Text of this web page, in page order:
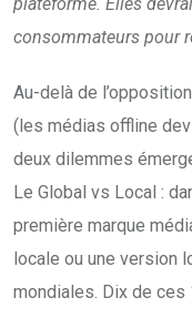
consommateurs pour
Au-delà de
(les médias offline
deux dilemmes
Le Global vs Local :
première marque
locale ou une version
mondiales. Dix de